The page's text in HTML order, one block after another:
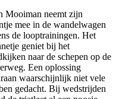
Mooiman neemt zijn
mee in de wandelwagen
de looptrainingen. Het
geniet bij het
naar de schepen op de
Een oplossing
waarschijnlijk niet vele
gedacht. Bij wedstrijden